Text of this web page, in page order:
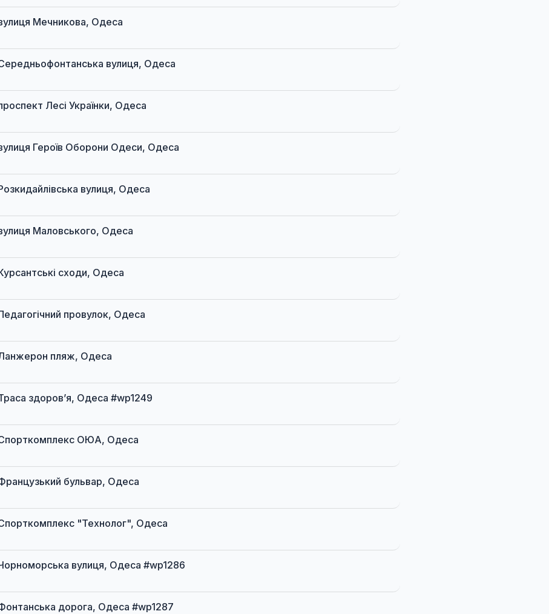
Мечникова, Одеса
вулиця, Одеса
Лесі Українки, Одеса
Героїв Оборони Одеси, Одеса
вулиця, Одеса
Маловського, Одеса
сходи, Одеса
провулок, Одеса
пляж, Одеса
здоров’я, Одеса #wp1249
ОЮА, Одеса
бульвар, Одеса
"Технолог", Одеса
вулиця, Одеса #wp1286
дорога, Одеса #wp1287